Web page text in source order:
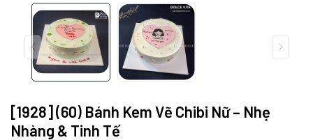
[1928] (60) Bánh Kem Vẽ Chibi Nữ – Nhẹ
Nhàng & Tinh Tế